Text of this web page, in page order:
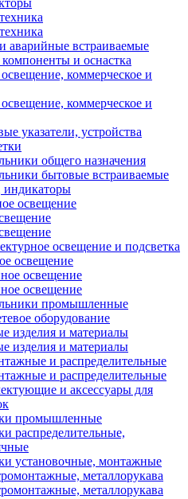
аварийные встраиваемые
и оснастка
коммерческое и
коммерческое и
указатели, устройства
общего назначения
бытовые встраиваемые
индикаторы
освещение
освещение и подсветка
освещение
освещение
освещение
промышленные
оборудование
изделия и материалы
изделия и материалы
и распределительные
и распределительные
и аксессуары для
промышленные
распределительные,
установочные, монтажные
металлорукава
металлорукава